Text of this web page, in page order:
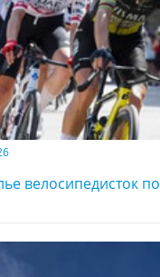
велосипедисток